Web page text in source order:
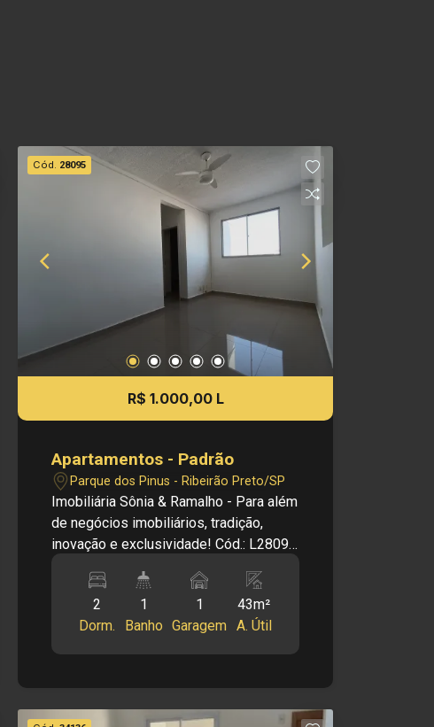
Cód. 28095
R$ 1.000,00 L
Apartamentos - Padrão
Parque dos Pinus - Ribeirão Preto/SP
Imobiliária Sônia & Ramalho - Para além
de negócios imobiliários, tradição,
inovação e exclusividade! Cód.: L28095
Apartamento - Sala - Cozinha - 02
Dormitórios - Banheiro - Área de
serviço - 01 Vaga de garagem
Dimensões: - 43,00m² de área útil
imediações de supermercado, farmácia
e escola . - Armário Informações de
2
Dorm.
1
Banho
1
Garagem
43m²
A. Útil